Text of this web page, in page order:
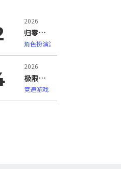
2026
归零巡礼：亡谍镇魂曲（ZERO PARADES: For Dead Spies）
角色扮演游戏
2026
极限竞速：地平线6（Forza Horizon 6）
竞速游戏